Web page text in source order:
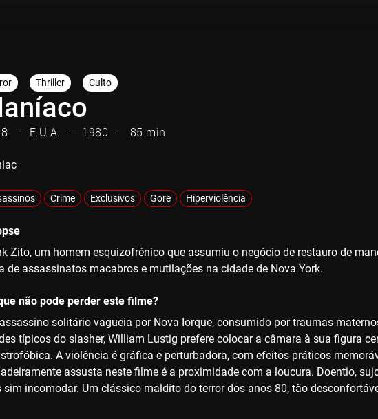
Thriller Culto
E.U.A. 1980 85 min
Crime Exclusivos Gore Hiperviolência
Zito, um homem esquizofrénico que assumiu o negócio de restauro de
de assassinatos macabros e mutilações na cidade de Nova York.
não pode perder este filme?
solitário vagueia por Nova Iorque, consumido por traumas
típicos do slasher, William Lustig prefere colocar a câmara à sua figura
A violência é gráfica e perturbadora, com efeitos práticos
assusta neste filme é a proximidade com a loucura. Doentio,
sim incomodar. Um clássico maldito do terror dos anos 80, tão